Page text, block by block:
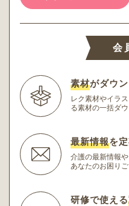
会
素材がダウ
レク素材やイラ
る素材の一括ダ
最新情報を
介護の最新情報
あなたのお困り
研修で使える